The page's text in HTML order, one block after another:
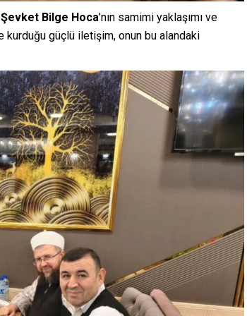
Şevket Bilge Hoca’nın samimi yaklaşımı ve
kurduğu güçlü iletişim, onun bu alandaki